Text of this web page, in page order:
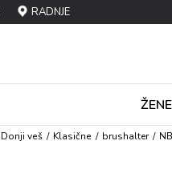
RADNJE
ŽENE
Dоnji vеš Klasičnе brushalter